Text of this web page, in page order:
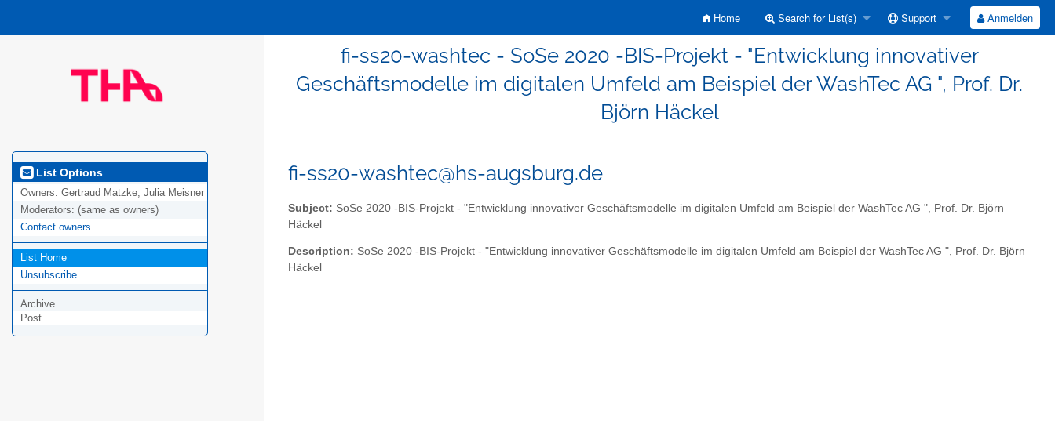
Home Search for List(s) Support Anmelden
fi-ss20-washtec - SoSe 2020 -BIS-Projekt - "Entwicklung innovativer
Geschäftsmodelle im digitalen Umfeld am Beispiel der WashTec AG ", Prof. Dr.
Björn Häckel
List Options
Owners: Gertraud Matzke, Julia Meisner
Moderators: (same as owners)
Contact owners
List Home
Unsubscribe
Archive
Post
fi-ss20-washtec@hs-augsburg.de
Subject: SoSe 2020 -BIS-Projekt - "Entwicklung innovativer Geschäftsmodelle im digitalen Umfeld am Beispiel der WashTec AG ", Prof. Dr. Björn
Häckel
Description: SoSe 2020 -BIS-Projekt - "Entwicklung innovativer Geschäftsmodelle im digitalen Umfeld am Beispiel der WashTec AG ", Prof. Dr. Björn
Häckel